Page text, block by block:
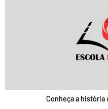
Conheça a história